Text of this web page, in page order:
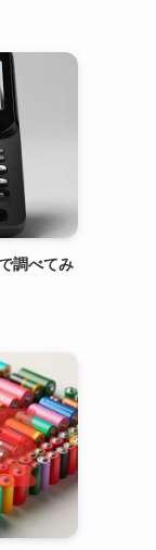
調べてみ